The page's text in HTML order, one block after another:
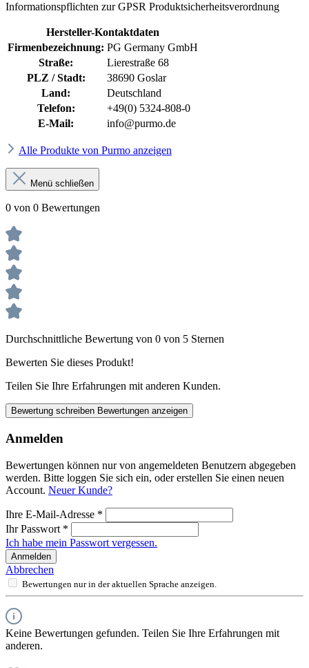
Informationspflichten zur GPSR Produktsicherheitsverordnung
Hersteller-Kontaktdaten
Firmenbezeichnung: PG Germany GmbH
Straße:
Lierestraße 68
PLZ / Stadt:
38690 Goslar
Land:
Deutschland
Telefon:
+49(0) 5324-808-0
E-Mail:
info@purmo.de
Alle Produkte von Purmo anzeigen
Menü schließen
0 von 0 Bewertungen
Durchschnittliche Bewertung von 0 von 5 Sternen
Bewerten Sie dieses Produkt!
Teilen Sie Ihre Erfahrungen mit anderen Kunden.
Bewertung schreiben Bewertungen anzeigen
Anmelden
Bewertungen können nur von angemeldeten Benutzern abgegeben
werden. Bitte loggen Sie sich ein, oder erstellen Sie einen neuen
Account. Neuer Kunde?
Ihre E-Mail-Adresse *
Ihr Passwort *
Ich habe mein Passwort vergessen.
Anmelden
Abbrechen
Bewertungen nur in der aktuellen Sprache anzeigen.
Keine Bewertungen gefunden. Teilen Sie Ihre Erfahrungen mit
anderen.